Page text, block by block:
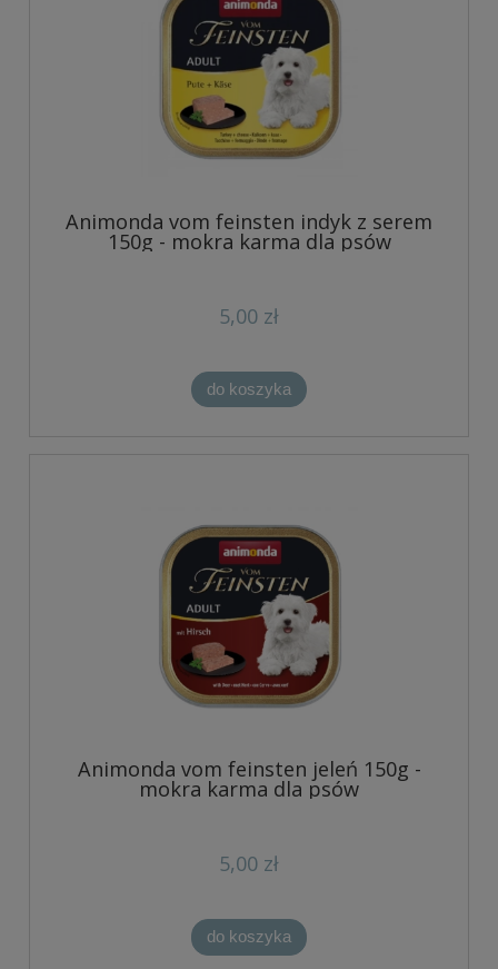
Animonda vom feinsten indyk z serem
150g - mokra karma dla psów
5,00 zł
do koszyka
Animonda vom feinsten jeleń 150g -
mokra karma dla psów
5,00 zł
do koszyka